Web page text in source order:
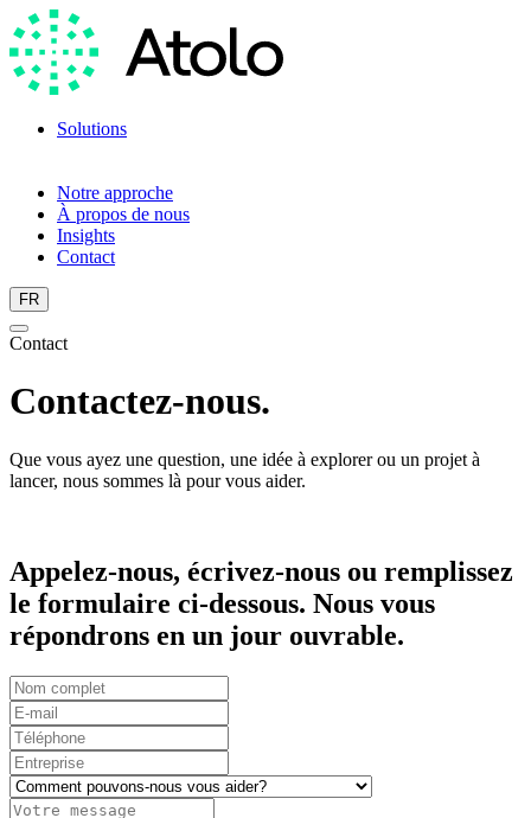
Solutions
Notre approche
À propos de nous
Insights
Contact
FR
Contact
Contactez-nous.
Que vous ayez une question, une idée à explorer ou un projet à
lancer, nous sommes là pour vous aider.
Appelez-nous, écrivez-nous ou remplissez
le formulaire ci-dessous. Nous vous
répondrons en un jour ouvrable.
Nom
complet
E-
mail
Téléphone
Entreprise
Comment
pouvons-
Message